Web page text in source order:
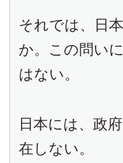
それでは、日
か。この問い
はない。
日本には、政
在しない。